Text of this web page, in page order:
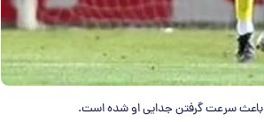
باعث سرعت گرفتن جدایی او شده است.